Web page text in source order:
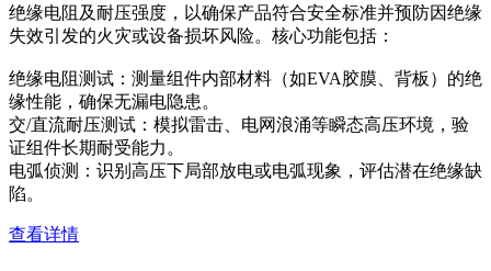
绝缘电阻及耐压强度，以确保产品符合安全标准并预防因绝缘
失效引发的火灾或设备损坏风险。核心功能包括：
绝缘电阻测试：测量组件内部材料（如EVA胶膜、背板）的绝
缘性能，确保无漏电隐患。
交/直流耐压测试：模拟雷击、电网浪涌等瞬态高压环境，验
证组件长期耐受能力。
电弧侦测：识别高压下局部放电或电弧现象，评估潜在绝缘缺
陷。
查看详情